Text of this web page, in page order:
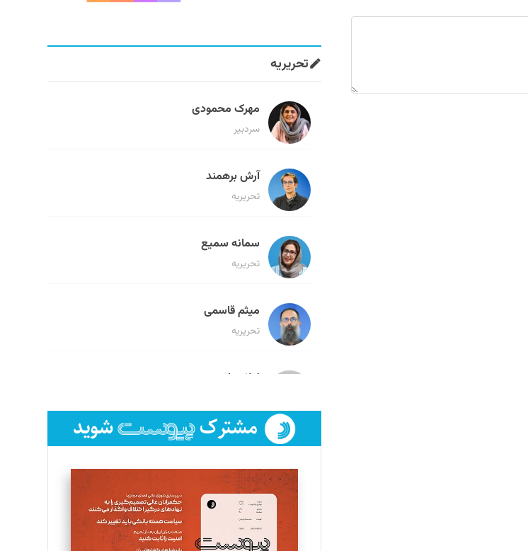
تحریریه
مهرک محمودی
سردبیر
آرش برهمند
تحریریه
سمانه سمیع
تحریریه
میثم قاسمی
تحریریه
لیلا حنارود
فائزه فتحی رستمی
تحریریه
سروش کرمیان
تحریریه